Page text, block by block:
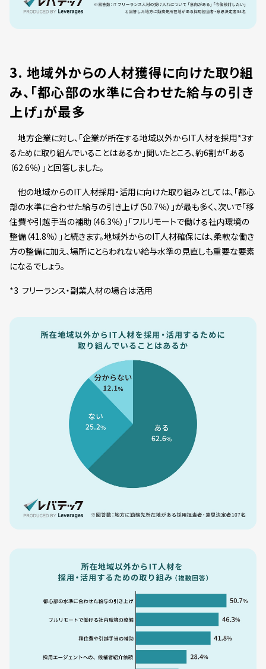
3. 地域外からの人材獲得に向けた取り組
み、「都心部の水準に合わせた給与の引き
上げ」が最多
地方企業に対し、「企業が所在する地域以外からIT人材を採用*3す
るために取り組んでいることはあるか」聞いたところ、約6割が「ある
（62.6％）」と回答しました。
他の地域からのIT人材採用・活用に向けた取り組みとしては、「都心
部の水準に合わせた給与の引き上げ（50.7％）」が最も多く、次いで「移
住費や引越手当の補助（46.3％）」「フルリモートで働ける社内環境の
整備（41.8％）」と続きます。地域外からのIT人材確保には、柔軟な働き
方の整備に加え、場所にとらわれない給与水準の見直しも重要な要素
になるでしょう。
*3 フリーランス・副業人材の場合は活用